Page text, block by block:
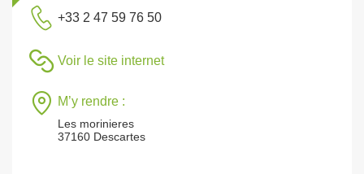
+33 2 47 59 76 50
Voir le site internet
M’y rendre :
Les morinieres
37160 Descartes